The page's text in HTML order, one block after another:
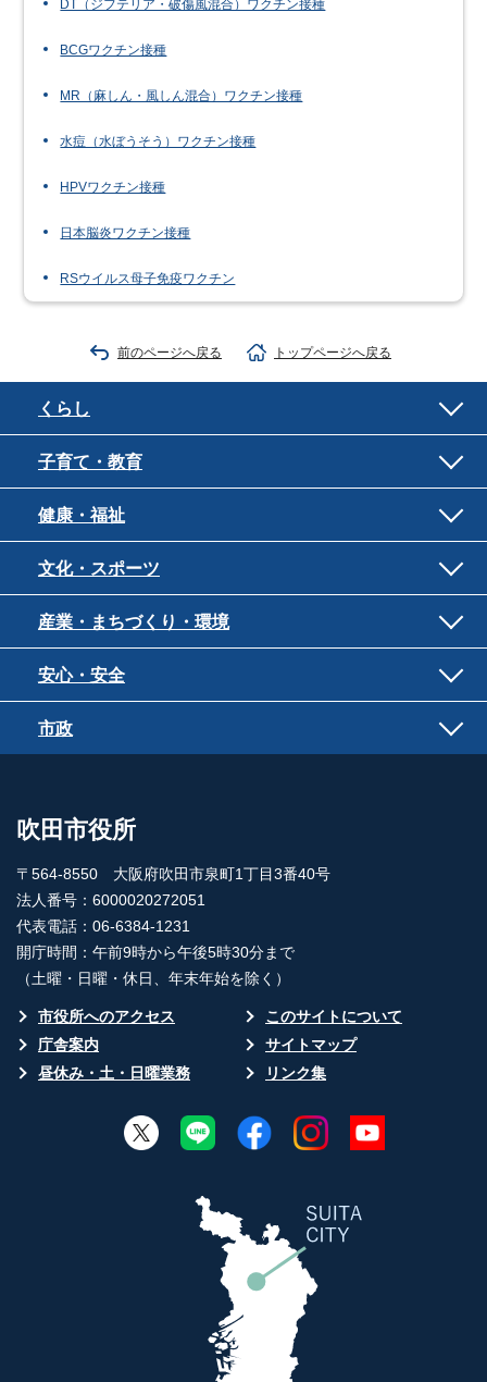
DT（ジフテリア・破傷風混合）ワクチン接種
BCGワクチン接種
MR（麻しん・風しん混合）ワクチン接種
水痘（水ぼうそう）ワクチン接種
HPVワクチン接種
日本脳炎ワクチン接種
RSウイルス母子免疫ワクチン
前のページへ戻る トップページへ戻る
くらし
子育て・教育
健康・福祉
文化・スポーツ
産業・まちづくり・環境
安心・安全
市政
吹田市役所
〒564-8550 大阪府吹田市泉町1丁目3番40号
法人番号：6000020272051
代表電話：06-6384-1231
開庁時間：午前9時から午後5時30分まで
（土曜・日曜・休日、年末年始を除く）
市役所へのアクセス
このサイトについて
庁舎案内
サイトマップ
昼休み・土・日曜業務
リンク集